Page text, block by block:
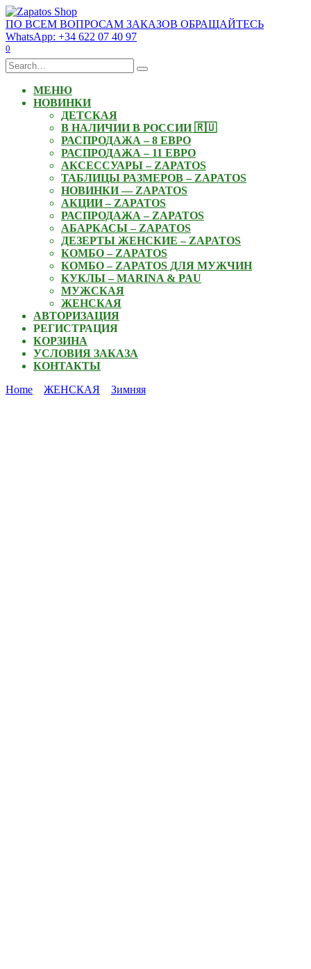
Skip
to
content
ПО ВСЕМ ВОПРОСАМ ЗАКАЗОВ ОБРАЩАЙТЕСЬ
WhatsApp: +34 622 07 40 97
0
Search
for:
МЕНЮ
НОВИНКИ
ДЕТСКАЯ
В НАЛИЧИИ В РОССИИ 🇷🇺
РАСПРОДАЖА – 8 ЕВРО
РАСПРОДАЖА – 11 ЕВРО
АКСЕССУАРЫ – ZAPATOS
ТАБЛИЦЫ РАЗМЕРОВ – ZAPATOS
НОВИНКИ — ZAPATOS
АКЦИИ – ZAPATOS
РАСПРОДАЖА – ZAPATOS
АБАРКАСЫ – ZAPATOS
ДЕЗЕРТЫ ЖЕНСКИЕ – ZAPATOS
КОМБО – ZAPATOS
КОМБО – ZAPATOS ДЛЯ МУЖЧИН
КУКЛЫ – MARINA & PAU
МУЖСКАЯ
ЖЕНСКАЯ
АВТОРИЗАЦИЯ
РЕГИСТРАЦИЯ
КОРЗИНА
УСЛОВИЯ ЗАКАЗА
КОНТАКТЫ
Home
ЖЕНСКАЯ Зимняя